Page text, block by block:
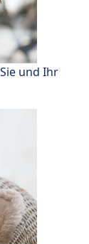
und Ihr